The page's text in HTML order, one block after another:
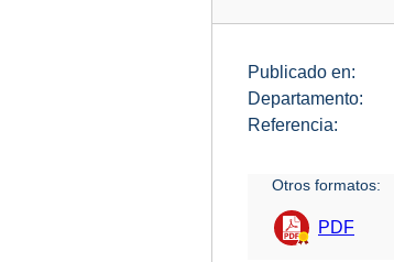
Publicado en:
Departamento:
Referencia:
Otros formatos:
PDF